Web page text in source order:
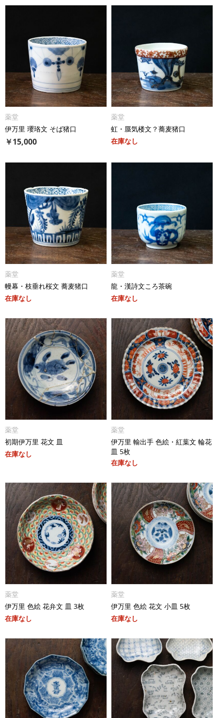
薬堂
伊万里 瓔珞文 そば猪口
￥15,000
薬堂
虹・蜃気楼文？蕎麦猪口
在庫なし
薬堂
幔幕・枝垂れ桜文 蕎麦猪口
在庫なし
薬堂
龍・漢詩文ころ茶碗
在庫なし
薬堂
初期伊万里 花文 皿
在庫なし
薬堂
伊万里 輸出手 色絵・紅葉文 輪花
皿 5枚
在庫なし
薬堂
伊万里 色絵 花弁文 皿 3枚
在庫なし
薬堂
伊万里 色絵 花文 小皿 5枚
在庫なし